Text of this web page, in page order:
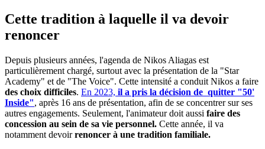
Cette tradition à laquelle il va devoir
renoncer
Depuis plusieurs années, l'agenda de Nikos Aliagas est
particulièrement chargé, surtout avec la présentation de la "Star
Academy" et de "The Voice". Cette intensité a conduit Nikos a faire
des choix difficiles. En 2023, il a pris la décision de quitter "50'
Inside", après 16 ans de présentation, afin de se concentrer sur ses
autres engagements. Seulement, l'animateur doit aussi faire des
concession au sein de sa vie personnel. Cette année, il va
notamment devoirrenoncer à une tradition familiale.